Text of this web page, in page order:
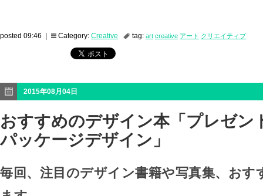
posted 09:46 | Category: Creative tag: art creative アート クリエイティブ
2015年08月04日
おすすめのデザイン本「プレゼン
パッケージデザイン」
毎回、注目のデザイン書籍や写真集、おす